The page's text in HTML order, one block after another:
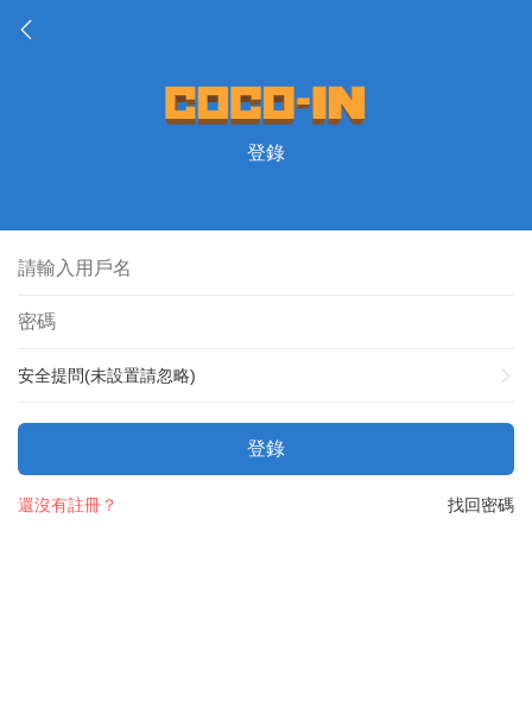
登錄
安全提問(未設置請忽略)
登錄
找回密碼
還沒有註冊？